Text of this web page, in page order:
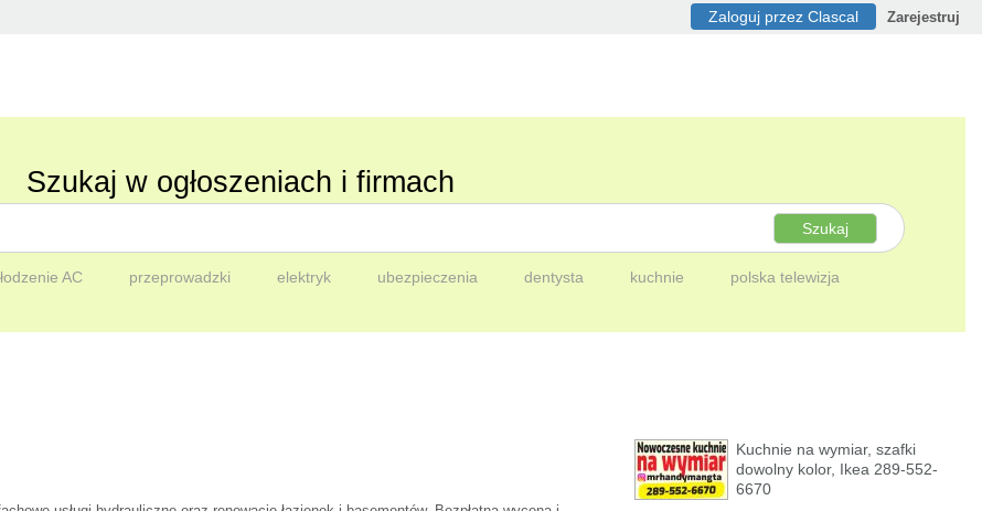
Zaloguj przez Clascal Zarejestruj
Szukaj w ogłoszeniach i firmach
Szukaj
AC przeprowadzki elektryk ubezpieczenia dentysta kuchnie polska telewizja
Kuchnie na wymiar, szafki
dowolny kolor, Ikea 289-552-
6670